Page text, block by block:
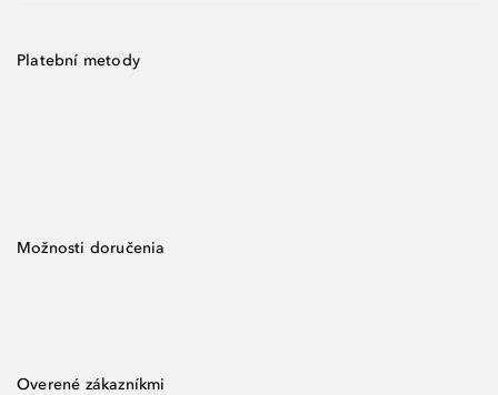
Platební metody
Možnosti doručenia
Overené zákazníkmi